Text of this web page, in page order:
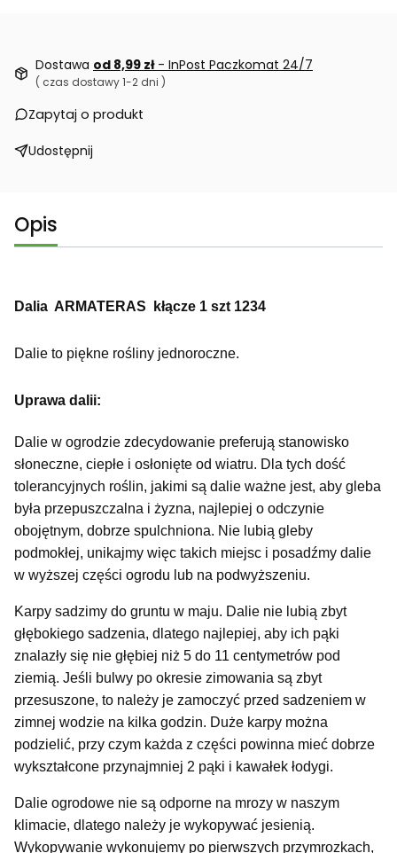
Dostawa od 8,99 zł - InPost Paczkomat 24/7
( czas dostawy 1-2 dni )
Zapytaj o produkt
Udostępnij
Opis
Dalia ARMATERAS kłącze 1 szt 1234
Dalie to piękne rośliny jednoroczne.
Uprawa dalii:
Dalie w ogrodzie zdecydowanie preferują stanowisko
słoneczne, ciepłe i osłonięte od wiatru. Dla tych dość
tolerancyjnych roślin, jakimi są dalie ważne jest, aby gleba
była przepuszczalna i żyzna, najlepiej o odczynie
obojętnym, dobrze spulchniona. Nie lubią gleby
podmokłej, unikajmy więc takich miejsc i posadźmy dalie
w wyższej części ogrodu lub na podwyższeniu.
Karpy sadzimy do gruntu w maju. Dalie nie lubią zbyt
głębokiego sadzenia, dlatego najlepiej, aby ich pąki
znalazły się nie głębiej niż 5 do 11 centymetrów pod
ziemią. Jeśli bulwy po okresie zimowania są zbyt
przesuszone, to należy je zamoczyć przed sadzeniem w
zimnej wodzie na kilka godzin. Duże karpy można
podzielić, przy czym każda z części powinna mieć dobrze
wykształcone przynajmniej 2 pąki i kawałek łodygi.
Dalie ogrodowe nie są odporne na mrozy w naszym
klimacie, dlatego należy je wykopywać jesienią.
Wykopywanie wykonujemy po pierwszych przymrozkach,